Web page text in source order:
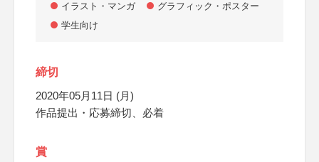
イラスト・マンガ
グラフィック・ポスター
学生向け
締切
2020年05月11日 (月)
作品提出・応募締切、必着
賞